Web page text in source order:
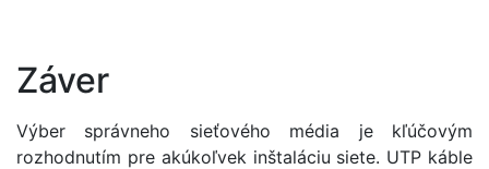
Záver
Výber správneho sieťového média je kľúčovým
rozhodnutím pre akúkoľvek inštaláciu siete. UTP káble